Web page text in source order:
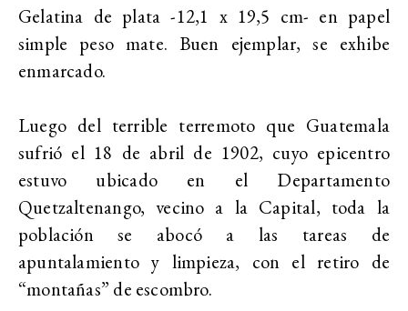
Gelatina de plata -12,1 x 19,5 cm- en papel
simple peso mate. Buen ejemplar, se exhibe
enmarcado.
Luego del terrible terremoto que Guatemala
sufrió el 18 de abril de 1902, cuyo epicentro
estuvo ubicado en el Departamento
Quetzaltenango, vecino a la Capital, toda la
población se abocó a las tareas de
apuntalamiento y limpieza, con el retiro de
“montañas” de escombro.